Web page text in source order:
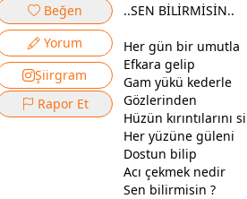
Beğen
Yorum
Şiirgram
Rapor Et
..SEN BİLİRMİSİN..
Her gün bir umutla
Efkara gelip
Gam yükü kederle
Gözlerinden
Hüzün kırıntılarını
Her yüzüne güleni
Dostun bilip
Acı çekmek nedir
Sen bilirmisin ?